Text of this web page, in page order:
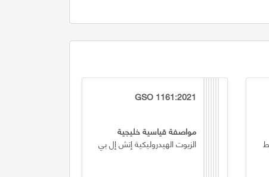
GSO 1161:2021
مواصفة قياسية خليجية
الزيوت الهيدروليكية إتش إل بي